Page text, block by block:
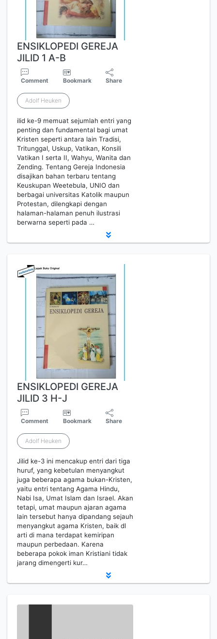
ENSIKLOPEDI GEREJA
JILID 1 A-B
Comment Bookmark Share
Adolf Heuken
ilid ke-9 memuat sejumlah entri yang
penting dan fundamental bagi umat
Kristen seperti antara lain Tradisi,
Tritunggal, Uskup, Vatikan, Konsili
Vatikan I serta II, Wahyu, Wanita dan
Zending. Tentang Gereja Indonesia
disajikan bahan terbaru tentang
Keuskupan Weetebula, UNIO dan
berbagai universitas Katolik maupun
Protestan, dilengkapi dengan
halaman-halaman penuh ilustrasi
berwarna seperti pada …
ENSIKLOPEDI GEREJA
JILID 3 H-J
Comment Bookmark Share
Adolf Heuken
Jilid ke-3 ini mencakup entri dari tiga
huruf, yang kebetulan menyangkut
juga beberapa agama bukan-Kristen,
yaitu entri tentang Agama Hindu,
Nabi Isa, Umat Islam dan Israel. Akan
tetapi, umat maupun ajaran agama
lain tersebut hanya dipandang sejauh
menyangkut agama Kristen, baik dl
arti di mana terdapat kemiripan
maupun perbedaan. Karena
beberapa pokok iman Kristiani tidak
jarang dimengerti kur…